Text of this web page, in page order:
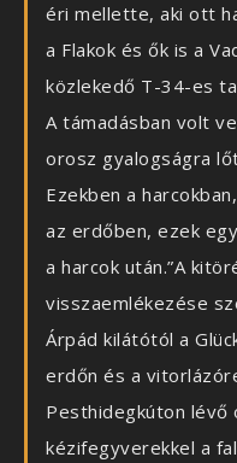
éri mellette, aki ott
a Flakok és ők is a
közlekedő T-34-es
A támadásban volt
orosz gyalogságra
Ezekben a
az erdőben, ezek
a harcok után.”A
visszaemlékezése
Árpád kilátótól a
erdőn és a
Pesthidegkúton
kézifegyverekkel a